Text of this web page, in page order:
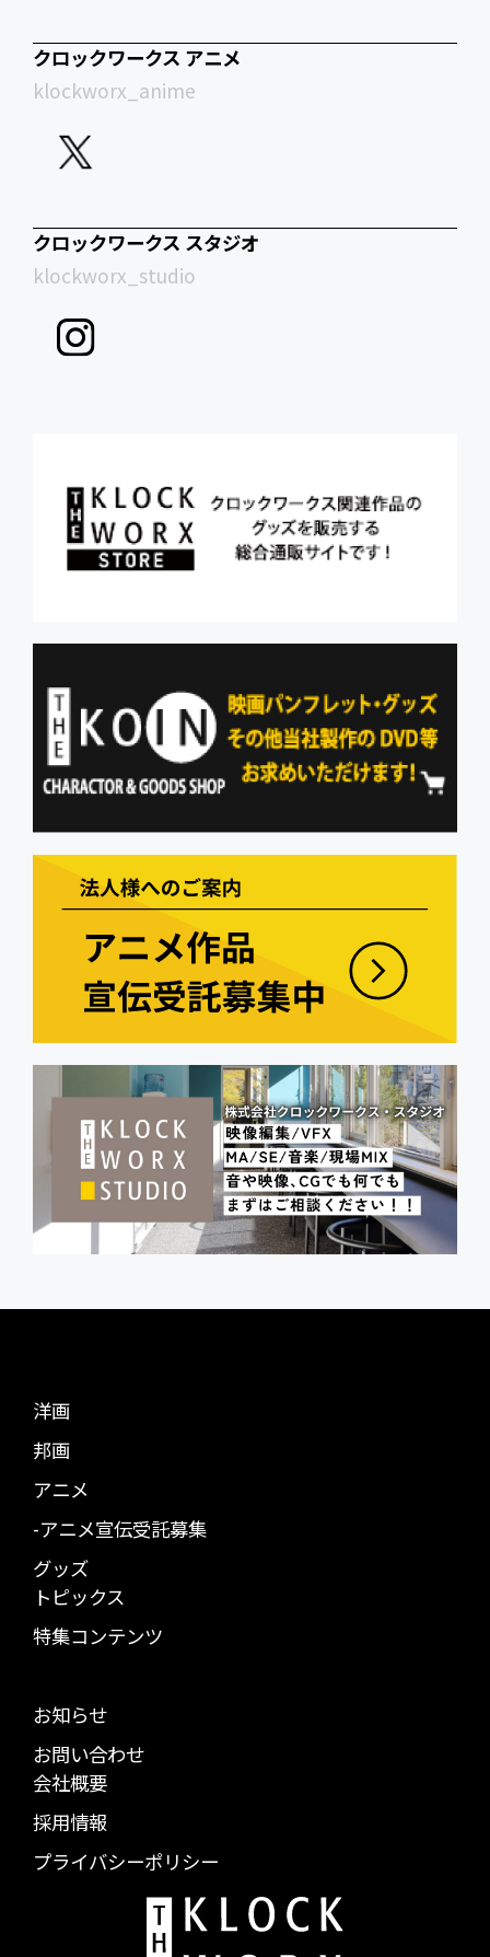
クロックワークス アニメ
klockworx_anime
クロックワークス スタジオ
klockworx_studio
洋画
邦画
アニメ
-アニメ宣伝受託募集
グッズ
トピックス
特集コンテンツ
お知らせ
お問い合わせ
会社概要
採用情報
プライバシーポリシー